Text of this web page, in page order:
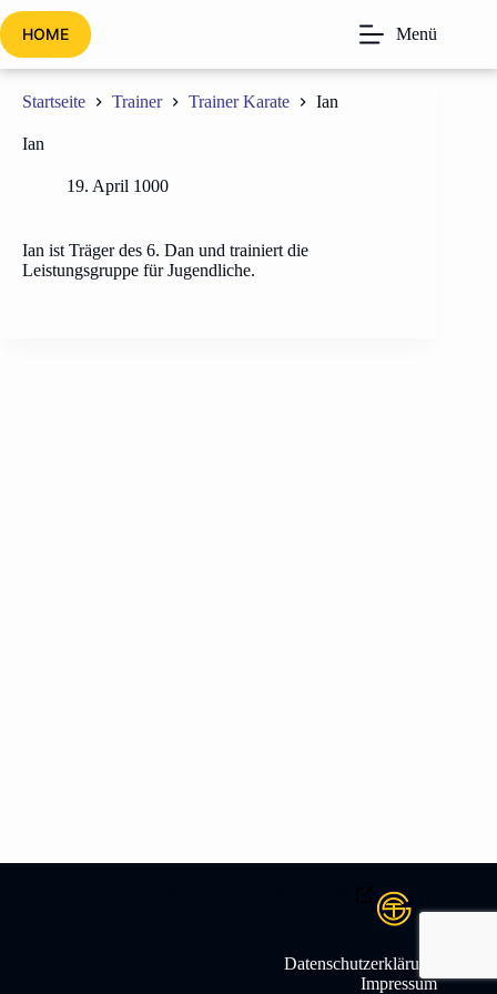
Zum
Inhalt
springen
HOME Menü
Startseite Trainer Trainer Karate Ian
Ian
19. April 1000
Ian ist Träger des 6. Dan und trainiert die
Leistungsgruppe für Jugendliche.
Datenschutzerklärung
Impressum